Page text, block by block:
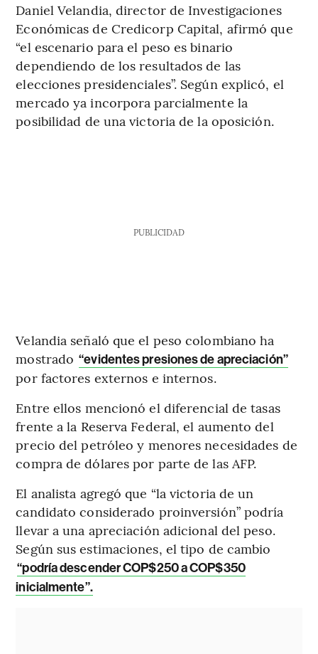
Daniel Velandia, director de Investigaciones
Económicas de Credicorp Capital, afirmó que
“el escenario para el peso es binario
dependiendo de los resultados de las
elecciones presidenciales”. Según explicó, el
mercado ya incorpora parcialmente la
posibilidad de una victoria de la oposición.
PUBLICIDAD
Velandia señaló que el peso colombiano ha
mostrado “evidentes presiones de apreciación”
por factores externos e internos.
Entre ellos mencionó el diferencial de tasas
frente a la Reserva Federal, el aumento del
precio del petróleo y menores necesidades de
compra de dólares por parte de las AFP.
El analista agregó que “la victoria de un
candidato considerado proinversión” podría
llevar a una apreciación adicional del peso.
Según sus estimaciones, el tipo de cambio
“podría descender COP$250 a COP$350
inicialmente”.